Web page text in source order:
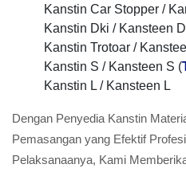
Kanstin Car Stopper /
Kanstin Dki / Kansteen
Kanstin Trotoar /
Kanstin S / Kansteen S (
Kanstin L / Kansteen L
Dengan Penyedia Kanstin
Pemasangan yang Efektif
Pelaksanaanya, Kami